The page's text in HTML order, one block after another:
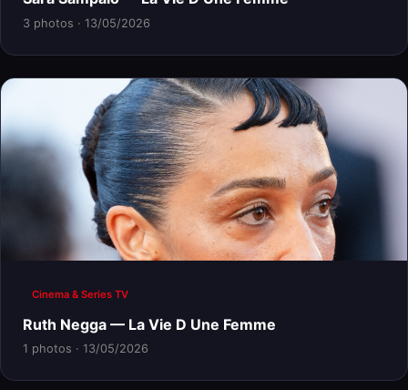
3 photos · 13/05/2026
Cinema & Series TV
Ruth Negga — La Vie D Une Femme
1 photos · 13/05/2026